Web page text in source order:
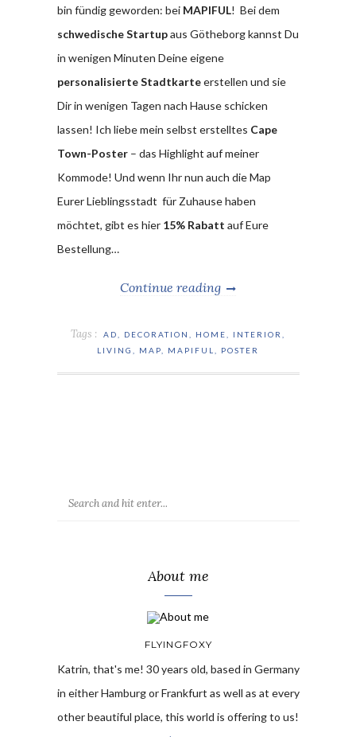
bin fündig geworden: bei MAPIFUL! Bei dem
schwedische Startupaus Götheborg kannst Du
in wenigen Minuten Deine eigene
personalisierte Stadtkarteerstellen und sie
Dir in wenigen Tagen nach Hause schicken
lassen! Ich liebe mein selbst erstelltes Cape
Town-Poster– das Highlight auf meiner
Kommode! Und wenn Ihr nun auch die Map
Eurer Lieblingsstadt für Zuhause haben
möchtet, gibt es hier 15% Rabatt auf Eure
Bestellung…
Continue reading
Tags : AD DECORATION HOME INTERIOR
LIVING
MAP MAPIFUL POSTER
About me
FLYINGFOXY
Katrin, that's me! 30 years old, based in Germany
in either Hamburg or Frankfurt as well as at every
other beautiful place, this world is offering to us!